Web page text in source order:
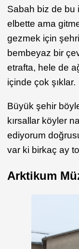
Sabah biz de bu
elbette ama
gezmek için
bembeyaz bir
etrafta, hele de
içinde çok şıklar.
Büyük şehir
kırsallar köyler
ediyorum
var ki birkaç ay
Arktikum